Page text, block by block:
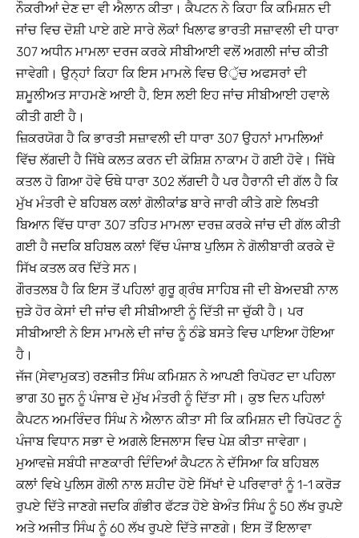
ਨੌਕਰੀਆਂ ਦੇਣ ਦਾ ਵੀ ਐਲਾਨ ਕੀਤਾ। ਕੈਪਟਨ ਨੇ ਕਿਹਾ ਕਿ ਕਮਿਸ਼ਨ ਦੀ
ਜਾਂਚ ਵਿਚ ਦੋਸ਼ੀ ਪਾਏ ਗਏ ਸਾਰੇ ਲੋਕਾਂ ਖਿਲਾਫ ਭਾਰਤੀ ਸਜ਼ਾਵਲੀ ਦੀ ਧਾਰਾ
307 ਅਧੀਨ ਮਾਮਲਾ ਦਰਜ ਕਰਕੇ ਸੀਬੀਆਈ ਵਲੋਂ ਅਗਲੀ ਜਾਂਚ ਕੀਤੀ
ਜਾਵੇਗੀ। ਉਨ੍ਹਾਂ ਕਿਹਾ ਕਿ ਇਸ ਮਾਮਲੇ ਵਿਚ ੳੁੱਚ ਅਫਸਰਾਂ ਦੀ
ਸ਼ਮੂਲੀਅਤ ਸਾਹਮਣੇ ਆਈ ਹੈ, ਇਸ ਲਈ ਇਹ ਜਾਂਚ ਸੀਬੀਆਈ ਹਵਾਲੇ
ਕੀਤੀ ਗਈ ਹੈ।
ਜ਼ਿਕਰਯੋਗ ਹੈ ਕਿ ਭਾਰਤੀ ਸਜ਼ਾਵਲੀ ਦੀ ਧਾਰਾ 307 ਉਹਨਾਂ ਮਾਮਲਿਆਂ
ਵਿੱਚ ਲੱਗਦੀ ਹੈ ਜਿੱਥੇ ਕਲਤ ਕਰਨ ਦੀ ਕੋਸ਼ਿਸ਼ ਨਾਕਾਮ ਹੋ ਗਈ ਹੋਵੇ। ਜਿੱਥੇ
ਕਤਲ ਹੋ ਗਿਆ ਹੋਵੇ ਓਥੇ ਧਾਰਾ 302 ਲੱਗਦੀ ਹੈ ਪਰ ਹੈਰਾਨੀ ਦੀ ਗੱਲ ਹੈ ਕਿ
ਮੁੱਖ ਮੰਤਰੀ ਦੇ ਬਹਿਬਲ ਕਲਾਂ ਗੋਲੀਕਾਂਡ ਬਾਰੇ ਜਾਰੀ ਕੀਤੇ ਗਏ ਲਿਖਤੀ
ਬਿਆਨ ਵਿੱਚ ਧਾਰਾ 307 ਤਹਿਤ ਮਾਮਲਾ ਦਰਜ਼ ਕਰਕੇ ਜਾਂਚ ਦੀ ਗੱਲ ਕੀਤੀ
ਗਈ ਹੈ ਜਦਕਿ ਬਹਿਬਲ ਕਲਾਂ ਵਿੱਚ ਪੰਜਾਬ ਪੁਲਿਸ ਨੇ ਗੋਲੀਬਾਰੀ ਕਰਕੇ ਦੋ
ਸਿੱਖ ਕਤਲ ਕਰ ਦਿੱਤੇ ਸਨ।
ਗੌਰਤਲਬ ਹੈ ਕਿ ਇਸ ਤੋਂ ਪਹਿਲਾਂ ਗੁਰੂ ਗ੍ਰੰਥ ਸਾਹਿਬ ਜੀ ਦੀ ਬੇਅਦਬੀ ਨਾਲ
ਜੁੜੇ ਹੋਰ ਕੇਸਾਂ ਦੀ ਜਾਂਚ ਵੀ ਸੀਬੀਆਈ ਨੂੰ ਦਿੱਤੀ ਜਾ ਚੁੱਕੀ ਹੈ। ਪਰ
ਸੀਬੀਆਈ ਨੇ ਇਸ ਮਾਮਲੇ ਦੀ ਜਾਂਚ ਨੂੰ ਠੰਡੇ ਬਸਤੇ ਵਿਚ ਪਾਇਆ ਹੋਇਆ
ਹੈ।
ਜੱਜ (ਸੇਵਾਮੁਕਤ) ਰਣਜੀਤ ਸਿੰਘ ਕਮਿਸ਼ਨ ਨੇ ਆਪਣੀ ਰਿਪੋਰਟ ਦਾ ਪਹਿਲਾ
ਭਾਗ 30 ਜੂਨ ਨੂੰ ਪੰਜਾਬ ਦੇ ਮੁੱਖ ਮੰਤਰੀ ਨੂੰ ਦਿੱਤਾ ਸੀ। ਕੁਝ ਦਿਨ ਪਹਿਲਾਂ
ਕੈਪਟਨ ਅਮਰਿੰਦਰ ਸਿੰਘ ਨੇ ਐਲਾਨ ਕੀਤਾ ਸੀ ਕਿ ਕਮਿਸ਼ਨ ਦੀ ਰਿਪੋਰਟ ਨੂੰ
ਪੰਜਾਬ ਵਿਧਾਨ ਸਭਾ ਦੇ ਅਗਲੇ ਇਜਲਾਸ ਵਿਚ ਪੇਸ਼ ਕੀਤਾ ਜਾਵੇਗਾ।
ਮੁਆਵਜ਼ੇ ਸਬੰਧੀ ਜਾਣਕਾਰੀ ਦਿੰਦਿਆਂ ਕੈਪਟਨ ਨੇ ਦੱਸਿਆ ਕਿ ਬਹਿਬਲ
ਕਲਾਂ ਵਿਖੇ ਪੁਲਿਸ ਗੋਲੀ ਨਾਲ ਸ਼ਹੀਦ ਹੋਏ ਸਿੱਖਾਂ ਦੇ ਪਰਿਵਾਰਾਂ ਨੂੰ 1-1 ਕਰੋੜ
ਰੁਪਏ ਦਿੱਤੇ ਜਾਣਗੇ ਜਦਕਿ ਗੰਭੀਰ ਫੱਟੜ ਹੋਏ ਬੇਅੰਤ ਸਿੰਘ ਨੂੰ 50 ਲੱਖ ਰੁਪਏ
ਅਤੇ ਅਜੀਤ ਸਿੰਘ ਨੂੰ 60 ਲੱਖ ਰੁਪਏ ਦਿੱਤੇ ਜਾਣਗੇ। ਇਸ ਤੋਂ ਇਲਾਵਾ